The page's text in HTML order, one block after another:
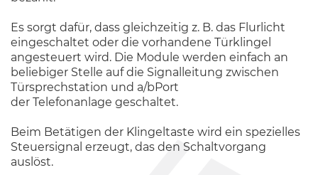
Es sorgt dafür, dass gleichzeitig z. B. das Flurlicht
eingeschaltet oder die vorhandene Türklingel
angesteuert wird. Die Module werden einfach an
beliebiger Stelle auf die Signalleitung zwischen
Türsprechstation und a/bPort
der Telefonanlage geschaltet.
Beim Betätigen der Klingeltaste wird ein spezielles
Steuersignal erzeugt, das den Schaltvorgang
auslöst.